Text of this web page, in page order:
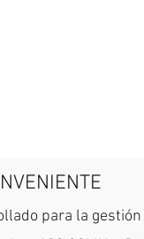
para la